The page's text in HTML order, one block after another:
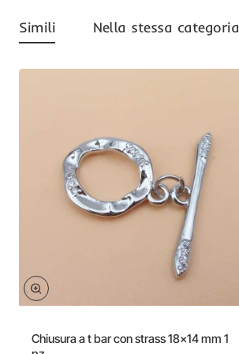
Simili Nella stessa categoria
Chiusura a t bar con strass 18x14 mm 1